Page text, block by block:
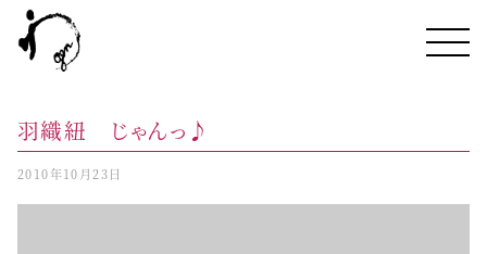
羽織紐 じゃんっ♪
2010年10月23日